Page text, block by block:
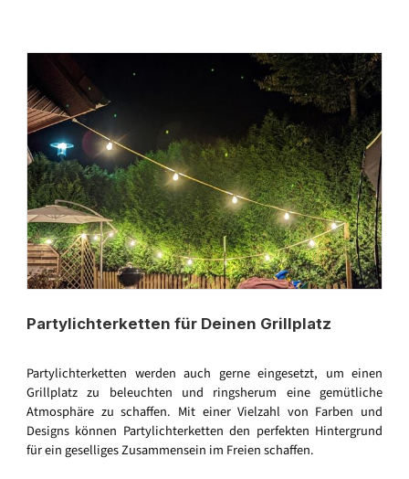
Partylichterketten für Deinen Grillplatz
Partylichterketten werden auch gerne eingesetzt, um einen
Grillplatz zu beleuchten und ringsherum eine gemütliche
Atmosphäre zu schaffen. Mit einer Vielzahl von Farben und
Designs können Partylichterketten den perfekten Hintergrund
für ein geselliges Zusammensein im Freien schaffen.